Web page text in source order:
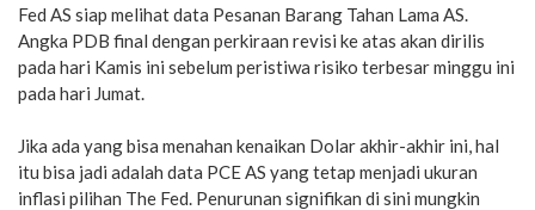
Fed AS siap melihat data Pesanan Barang Tahan Lama AS.
Angka PDB final dengan perkiraan revisi ke atas akan dirilis
pada hari Kamis ini sebelum peristiwa risiko terbesar minggu ini
pada hari Jumat.
Jika ada yang bisa menahan kenaikan Dolar akhir-akhir ini, hal
itu bisa jadi adalah data PCE AS yang tetap menjadi ukuran
inflasi pilihan The Fed. Penurunan signifikan di sini mungkin